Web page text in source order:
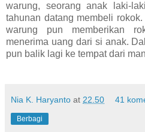
warung, seorang anak laki-
tahunan datang membeli
warung pun memberikan
menerima uang dari si anak.
pun balik lagi ke tempat dari
Nia K. Haryanto at 22.50 41
Berbagi